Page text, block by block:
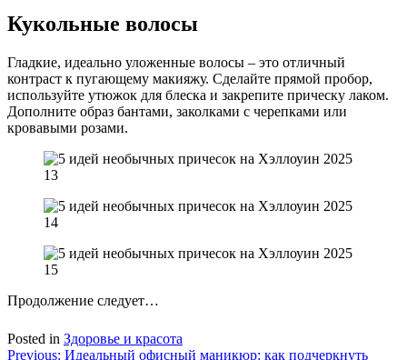
Кукольные волосы
Гладкие, идеально уложенные волосы – это отличный
контраст к пугающему макияжу. Сделайте прямой пробор,
используйте утюжок для блеска и закрепите прическу лаком.
Дополните образ бантами, заколками с черепками или
кровавыми розами.
Продолжение следует…
Posted in Здоровье и красота
Previous: Идеальный офисный маникюр: как подчеркнуть